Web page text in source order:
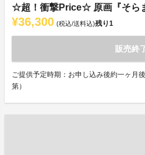
☆超！衝撃Price☆ 原画『そら
¥36,300 (税込/送料込)残り1
販売終
ご提供予定時期：お申し込み後約一ヶ月
第）